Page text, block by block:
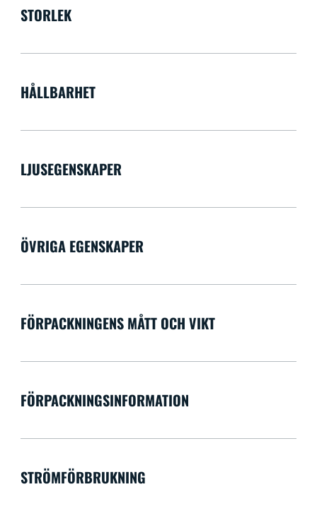
STORLEK
HÅLLBARHET
LJUSEGENSKAPER
ÖVRIGA EGENSKAPER
FÖRPACKNINGENS MÅTT OCH VIKT
FÖRPACKNINGSINFORMATION
STRÖMFÖRBRUKNING